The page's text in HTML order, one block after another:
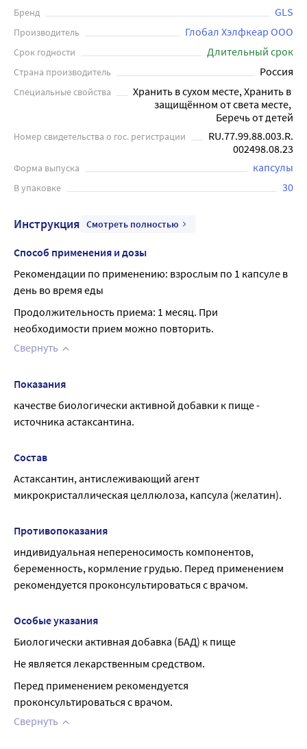
Бренд GLS
Производитель Глобал Хэлфкеар ООО
Срок годности Длительный срок
Страна производитель Россия
Специальные свойства
Хранить в сухом месте, Хранить в
защищённом от света месте,
Беречь от детей
Номер свидетельства о гос. регистрации
RU.77.99.88.003.R.
002498.08.23
Форма выпуска капсулы
В упаковке 30
Инструкция Смотреть полностью
Способ применения и дозы
Рекомендации по применению: взрослым по 1 капсуле в
день во время еды
Продолжительность приема: 1 месяц. При
необходимости прием можно повторить.
Свернуть
Показания
качестве биологически активной добавки к пище -
источника астаксантина.
Состав
Астаксантин, антислеживающий агент
микрокристаллическая целлюлоза, капсула (желатин).
Противопоказания
индивидуальная непереносимость компонентов,
беременность, кормление грудью. Перед применением
рекомендуется проконсультироваться с врачом.
Особые указания
Биологически активная добавка (БАД) к пище
Не является лекарственным средством.
Перед применением рекомендуется
проконсультироваться с врачом.
Свернуть